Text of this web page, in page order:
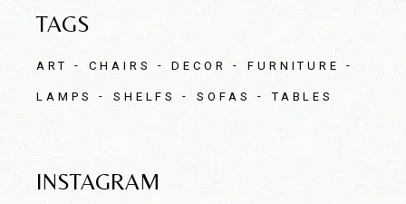
TAGS
ART CHAIRS DECOR FURNITURE
LAMPS SHELFS SOFAS TABLES
INSTAGRAM